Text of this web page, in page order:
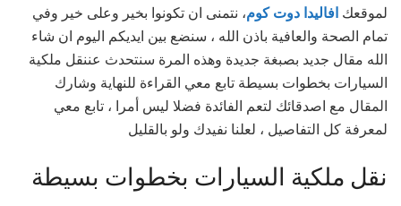
لموقعك افاليدا دوت كوم، نتمنى ان تكونوا بخير وعلى خير وفي
تمام الصحة والعافية باذن الله ، سنضع بين ايديكم اليوم ان شاء
الله مقال جديد بصبغة جديدة وهذه المرة سنتحدث عننقل ملكية
السيارات بخطوات بسيطة تابع معي القراءة للنهاية وشارك
المقال مع اصدقائك لتعم الفائدة فضلا ليس أمرا ، تابع معي
لمعرفة كل التفاصيل ، لعلنا نفيدك ولو بالقليل
نقل ملكية السيارات بخطوات بسيطة